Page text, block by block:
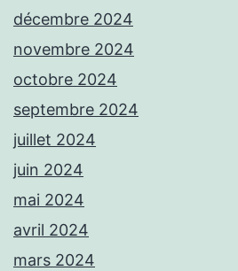
décembre 2024
novembre 2024
octobre 2024
septembre 2024
juillet 2024
juin 2024
mai 2024
avril 2024
mars 2024